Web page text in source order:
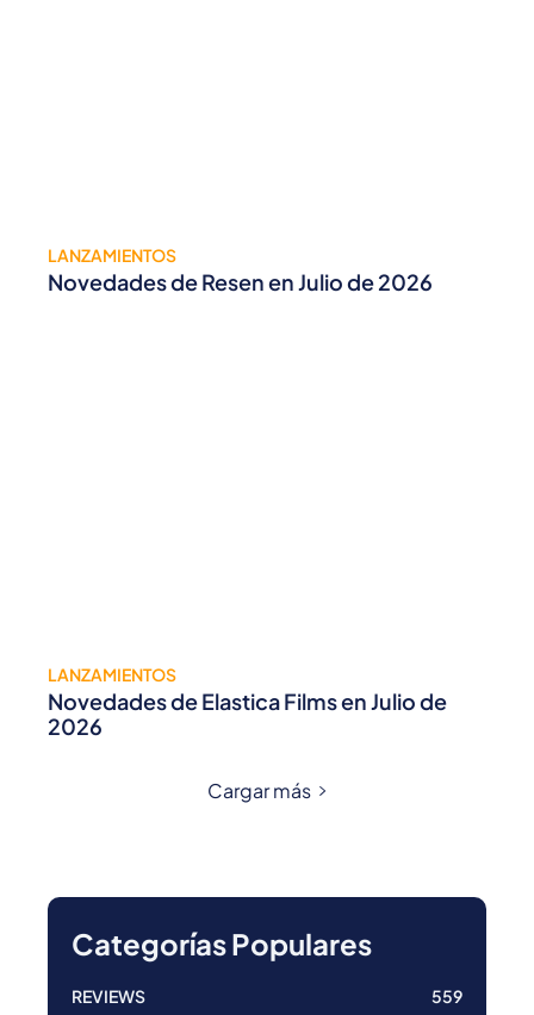
LANZAMIENTOS
Novedades de Resen en Julio de 2026
LANZAMIENTOS
Novedades de Elastica Films en Julio de
2026
Cargar más
Categorías Populares
REVIEWS 559